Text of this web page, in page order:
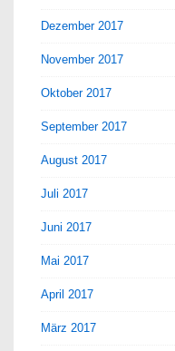
Dezember 2017
November 2017
Oktober 2017
September 2017
August 2017
Juli 2017
Juni 2017
Mai 2017
April 2017
März 2017